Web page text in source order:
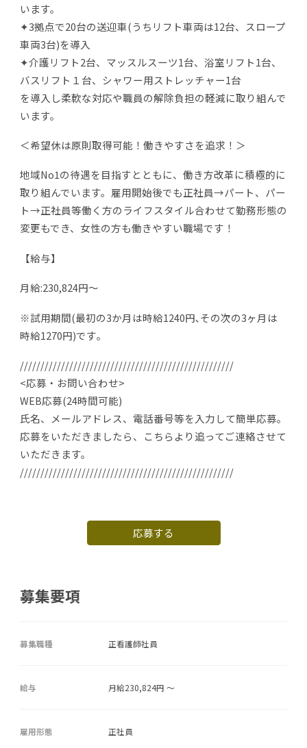
います。
✦3拠点で20台の送迎車(うちリフト車両は12台、スロープ
車両3台)を導入
✦介護リフト2台、マッスルスーツ1台、浴室リフト1台、
バスリフト１台、シャワー用ストレッチャー1台
を導入し柔軟な対応や職員の解除負担の軽減に取り組んで
います。
＜希望休は原則取得可能！働きやすさを追求！＞
地域No1の待遇を目指すとともに、働き方改革に積極的に
取り組んでいます。雇用開始後でも正社員→パート、パー
ト→正社員等働く方のライフスタイル合わせて勤務形態の
変更もでき、女性の方も働きやすい職場です！
【給与】
月給:230,824円～
※試用期間(最初の3か月は時給1240円､その次の3ヶ月は
時給1270円)です｡
////////////////////////////////////////////////////
<応募・お問い合わせ>
WEB応募(24時間可能)
氏名、メールアドレス、電話番号等を入力して簡単応募。
応募をいただきましたら、こちらより追ってご連絡させて
いただきます。
////////////////////////////////////////////////////
応募する
募集要項
募集職種 正看護師社員
給与 月給230,824円 ～
雇用形態 正社員